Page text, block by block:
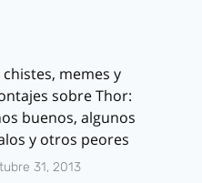
chistes, memes y
sobre Thor:
buenos, algunos
y otros peores
31, 2013